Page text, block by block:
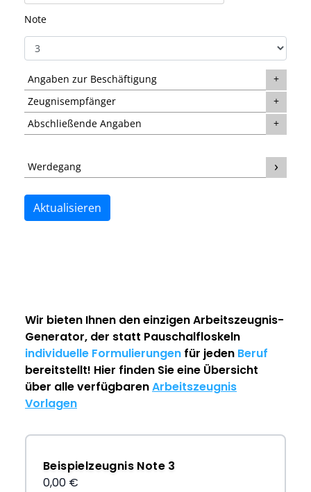
Note
Angaben zur Beschäftigung
Zeugnisempfänger
Abschließende Angaben
Werdegang
Aktualisieren
Wir bieten Ihnen den einzigenArbeitszeugnis-
Generator, der statt Pauschalfloskeln
individuelle Formulierungen für jeden Beruf
bereitstellt! Hier finden Sie eine Übersicht
über alle verfügbarenArbeitszeugnis
Vorlagen
Beispielzeugnis Note 3
0,00 €